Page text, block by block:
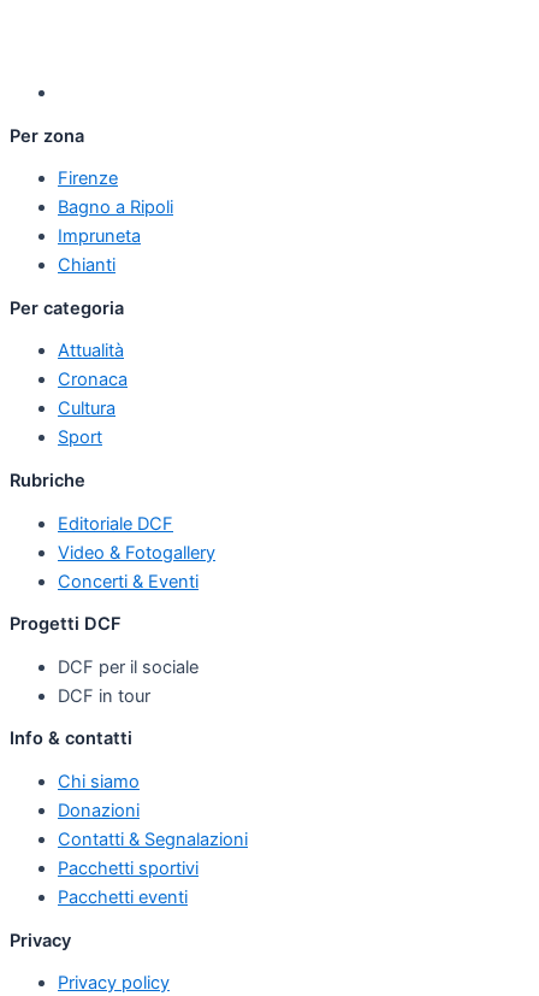
Per zona
Firenze
Bagno a Ripoli
Impruneta
Chianti
Per categoria
Attualità
Cronaca
Cultura
Sport
Rubriche
Editoriale DCF
Video & Fotogallery
Concerti & Eventi
Progetti DCF
DCF per il sociale
DCF in tour
Info & contatti
Chi siamo
Donazioni
Contatti & Segnalazioni
Pacchetti sportivi
Pacchetti eventi
Privacy
Privacy policy